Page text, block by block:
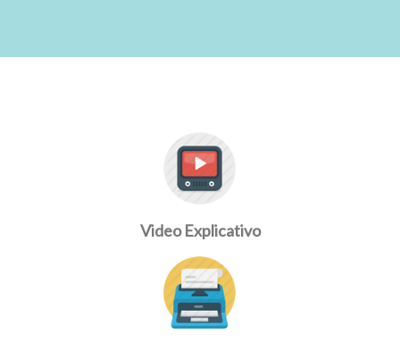
Video Explicativo